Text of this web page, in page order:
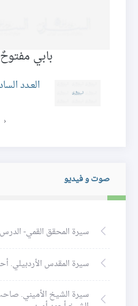
بابي
العـدد
‹
صوت و فيديو
سيرة المحقق القمي- الدرس
سيرة المقدس الأردبيلي.
سيرة الشيخ الأميني.